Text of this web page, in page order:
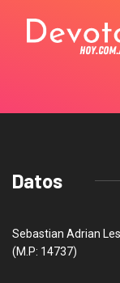
Datos
Sebastian Adrian
(M.P: 14737)